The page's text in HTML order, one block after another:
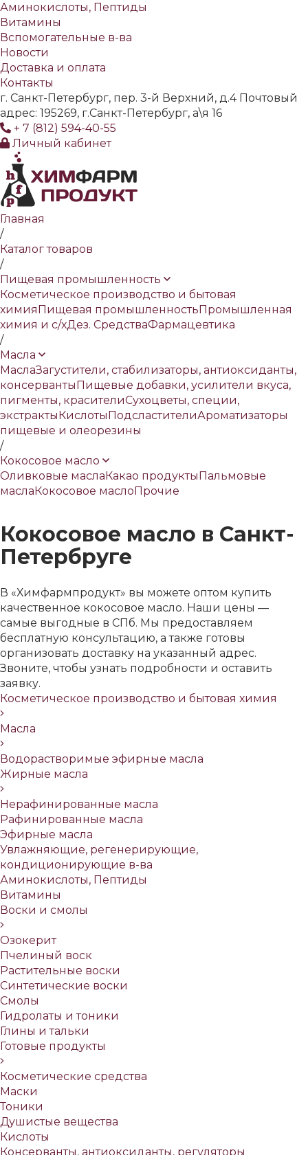
Аминокислоты, Пептиды
Витамины
Вспомогательные в-ва
Новости
Доставка и оплата
Контакты
г. Санкт-Петербург, пер. 3-й Верхний, д.4 Почтовый
адрес: 195269, г.Санкт-Петербург, а\я 16
+ 7 (812) 594-40-55
Личный кабинет
Главная
/
Каталог товаров
/
Пищевая промышленность
Косметическое производство и бытовая
химияПищевая промышленностьПромышленная
химия и с/хДез. СредстваФармацевтика
/
Масла
МаслаЗагустители, стабилизаторы, антиоксиданты,
консервантыПищевые добавки, усилители вкуса,
пигменты, красителиСухоцветы, специи,
экстрактыКислотыПодсластителиАроматизаторы
пищевые и олеорезины
/
Кокосовое масло
Оливковые маслаКакао продуктыПальмовые
маслаКокосовое маслоПрочие
Кокосовое масло в Санкт-
Петербруге
В «Химфармпродукт» вы можете оптом купить
качественное кокосовое масло. Наши цены —
самые выгодные в СПб. Мы предоставляем
бесплатную консультацию, а также готовы
организовать доставку на указанный адрес.
Звоните, чтобы узнать подробности и оставить
заявку.
Косметическое производство и бытовая химия
Масла
Водорастворимые эфирные масла
Жирные масла
Нерафинированные масла
Рафинированные масла
Эфирные масла
Увлажняющие, регенерирующие,
кондиционирующие в-ва
Аминокислоты, Пептиды
Витамины
Воски и смолы
Озокерит
Пчелиный воск
Растительные воски
Синтетические воски
Смолы
Гидролаты и тоники
Глины и тальки
Готовые продукты
Косметические средства
Маски
Тоники
Душистые вещества
Кислоты
Консерванты, антиоксиданты, регуляторы